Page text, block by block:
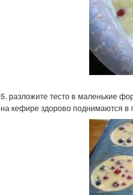
5. разложите тесто в маленькие
на кефире здорово поднимаются в